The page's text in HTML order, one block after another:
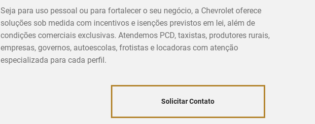
Seja para uso pessoal ou para fortalecer o seu negócio, a Chevrolet oferece
soluções sob medida com incentivos e isenções previstos em lei, além de
condições comerciais exclusivas. Atendemos PCD, taxistas, produtores rurais,
empresas, governos, autoescolas, frotistas e locadoras com atenção
especializada para cada perfil.
Solicitar Contato